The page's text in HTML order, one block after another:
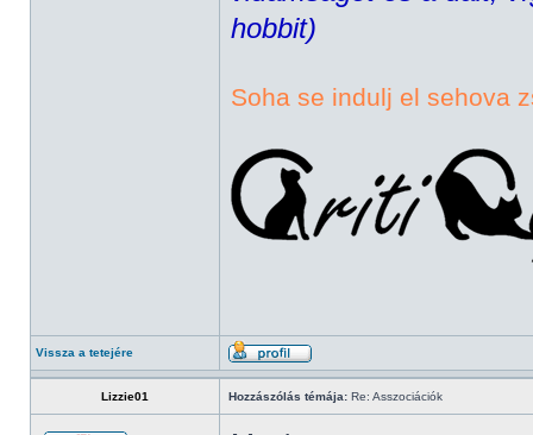
hobbit)
Soha se indulj el sehova
Vissza a tetejére
Lizzie01 Hozzászólás témája: Re: Asszociációk